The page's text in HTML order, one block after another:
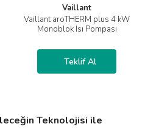
Vaillant
Vaillant aroTHERM plus 4 kW
Monoblok Isı Pompası
Teklif Al
Teknolojisi ile